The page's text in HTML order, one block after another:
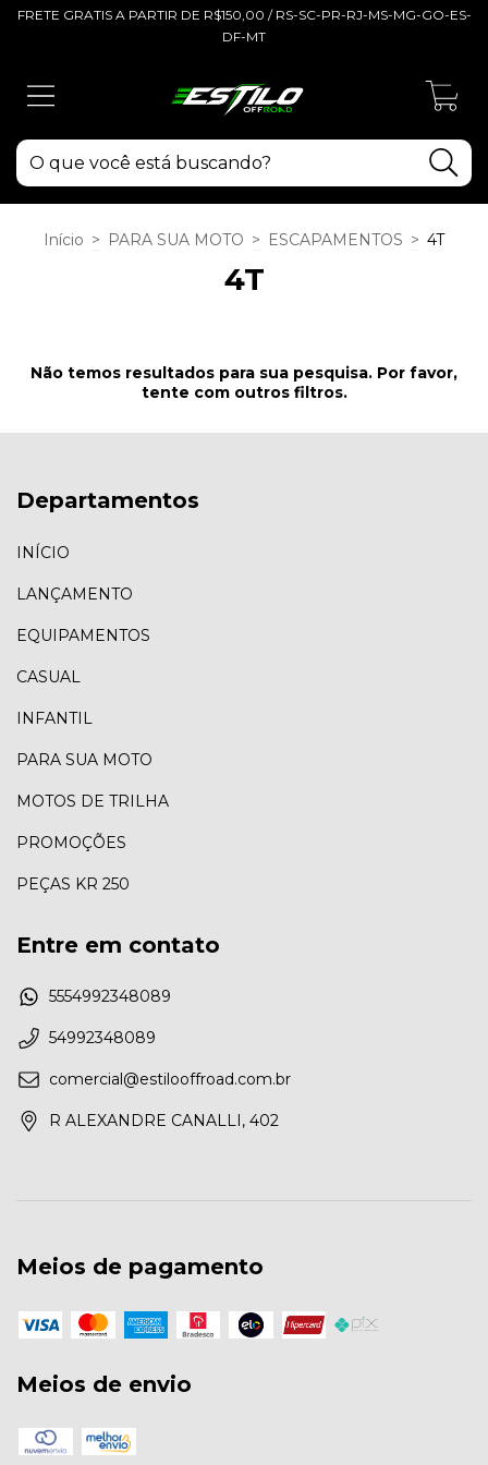
FRETE GRATIS A PARTIR DE R$150,00 / RS-SC-PR-RJ-MS-MG-GO-ES-
DF-MT
Início > PARA SUA MOTO > ESCAPAMENTOS > 4T
4T
Não temos resultados para sua pesquisa. Por favor,
tente com outros filtros.
Departamentos
INÍCIO
LANÇAMENTO
EQUIPAMENTOS
CASUAL
INFANTIL
PARA SUA MOTO
MOTOS DE TRILHA
PROMOÇÕES
PEÇAS KR 250
Entre em contato
5554992348089
54992348089
comercial@estilooffroad.com.br
R ALEXANDRE CANALLI, 402
Meios de pagamento
Meios de envio